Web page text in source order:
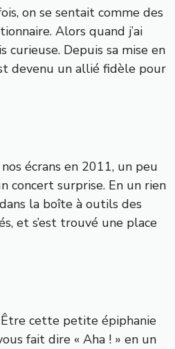
on se sentait comme des
Alors quand j’ai
curieuse. Depuis sa mise en
devenu un allié fidèle pour
écrans en 2011, un peu
concert surprise. En un rien
la boîte à outils des
et s’est trouvé une place
Être cette petite épiphanie
fait dire « Aha ! » en un